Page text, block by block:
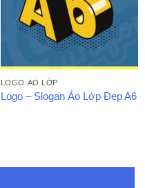
LOGO ÁO LỚP
Logo – Slogan Áo Lớp Đẹp A6